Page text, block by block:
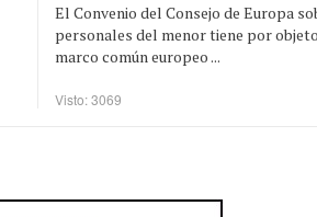
El Convenio del Consejo de Europa
personales del menor tiene por
marco común europeo ...
Visto: 3069